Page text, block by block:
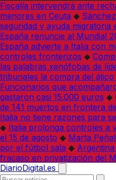
Fiscalía intervendrá ante
menores en Ceuta ◆
seguridad y ayuda migratoria
España renuncie al Mundial
España advierte a Italia con
controles fronterizos ◆
las palabras xenófobas de
tribunales la compra del
Funcionarios que
gastaron casi 15.000 euros ◆
de 141 muertos en frontera
Italia no tiene razones para
◆ Italia prolonga controles a
el 15 de agosto ◆ Marta
por el fútbol sala ◆
fracaso en privatización del
DiarioDigital.es